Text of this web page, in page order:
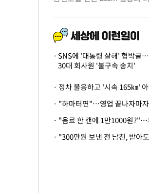
SNS에 '대통령 살해' 협박글…
30대 회사원 '불구속 송치'